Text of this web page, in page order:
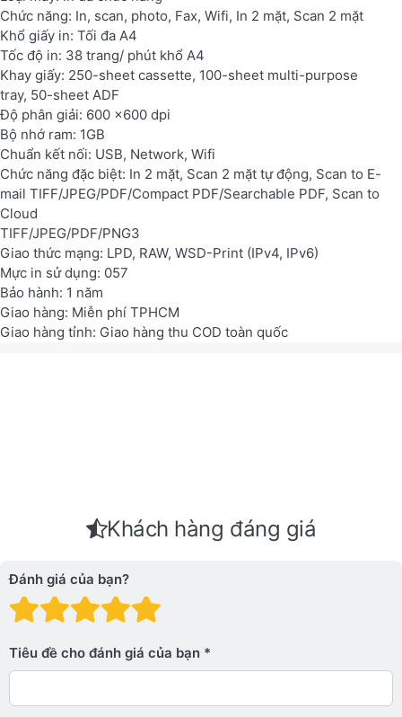
Chức năng: In, scan, photo, Fax, Wifi, In 2 mặt, Scan 2 mặt
Khổ giấy in: Tối đa A4
Tốc độ in: 38 trang/ phút khổ A4
Khay giấy: 250-sheet cassette, 100-sheet multi-purpose
tray, 50-sheet ADF
Độ phân giải: 600 x600 dpi
Bộ nhớ ram: 1GB
Chuẩn kết nối: USB, Network, Wifi
Chức năng đặc biệt: In 2 mặt, Scan 2 mặt tự động, Scan to E-
mail TIFF/JPEG/PDF/Compact PDF/Searchable PDF, Scan to
Cloud
TIFF/JPEG/PDF/PNG3
Giao thức mạng: LPD, RAW, WSD-Print (IPv4, IPv6)
Mực in sử dụng: 057
Bảo hành: 1 năm
Giao hàng: Miễn phí TPHCM
Giao hàng tỉnh: Giao hàng thu COD toàn quốc
Khách hàng đáng giá
Đánh giá của bạn?
Đánh giá: 4 trên 5
Đánh giá: 3 trên 5 sao.
Đánh giá: 2 trên 5 sao.
Đánh giá: 1 trên 5 sao. Xấu
Tiêu đề cho đánh giá của bạn